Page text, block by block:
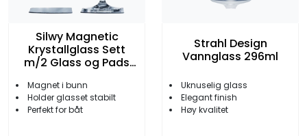
Silwy Magnetic
Krystallglass Sett
m/2 Glass og Pads
Magnet i bunn
Holder glasset stabilt
Perfekt for båt
Strahl Design
Vannglass 296ml
Uknuselig glass
Elegant finish
Høy kvalitet